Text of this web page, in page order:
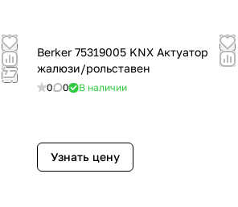
Berker 75319005 KNX Актуатор
жалюзи/рольставен
0 0 В наличии
Узнать цену